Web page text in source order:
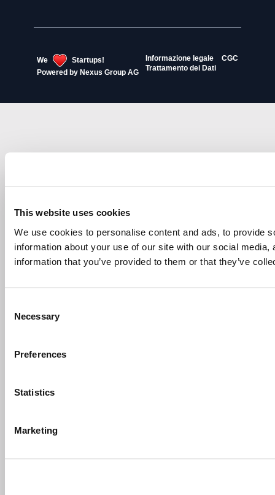
This website uses cookies
We use cookies to personalise content and ads, to provide
information about your use of our site with our social
information that you’ve provided to them or that they’ve
Selection
Necessary
Preferences
Statistics
Marketing
We
Startups!
Powered by Nexus Group AG
Informazione legale
CGC
Trattamento dei Dati